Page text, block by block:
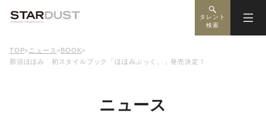
タレント
検索
TOP> ニュース>BOOK>
那須ほほみ 初スタイルブック「ほほみぶっく。」発売決定！
ニュース